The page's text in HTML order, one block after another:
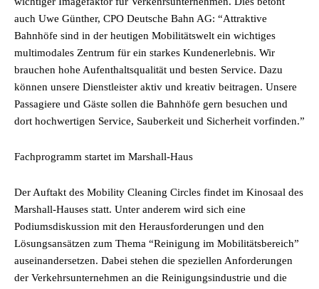
auch Uwe Günther, CPO Deutsche Bahn AG: “Attraktive
Bahnhöfe sind in der heutigen Mobilitätswelt ein wichtiges
multimodales Zentrum für ein starkes Kundenerlebnis. Wir
brauchen hohe Aufenthaltsqualität und besten Service. Dazu
können unsere Dienstleister aktiv und kreativ beitragen. Unsere
Passagiere und Gäste sollen die Bahnhöfe gern besuchen und
dort hochwertigen Service, Sauberkeit und Sicherheit vorfinden.”
Fachprogramm startet im Marshall-Haus
Der Auftakt des Mobility Cleaning Circles findet im Kinosaal des
Marshall-Hauses statt. Unter anderem wird sich eine
Podiumsdiskussion mit den Herausforderungen und den
Lösungsansätzen zum Thema “Reinigung im Mobilitätsbereich”
auseinandersetzen. Dabei stehen die speziellen Anforderungen
der Verkehrsunternehmen an die Reinigungsindustrie und die